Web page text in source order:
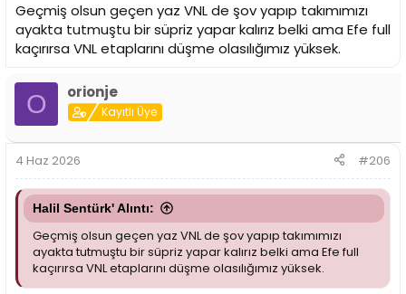
Geçmiş olsun geçen yaz VNL de şov yapıp takımımızı
ayakta tutmuştu bir süpriz yapar kalırız belki ama Efe full
kaçırırsa VNL etaplarını düşme olasılığımız yüksek.
O orionje
Kayıtlı Üye
4 Haz 2026 #206
Halil Sentürk' Alıntı:
Geçmiş olsun geçen yaz VNL de şov yapıp takımımızı
ayakta tutmuştu bir süpriz yapar kalırız belki ama Efe full
kaçırırsa VNL etaplarını düşme olasılığımız yüksek.